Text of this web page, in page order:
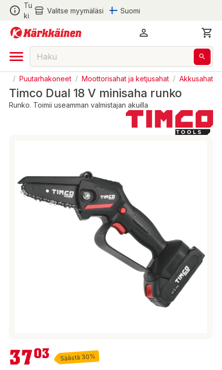
Tu
ki
Valitse myymäläsi Suomi
/ Puutarhakoneet / Moottorisahat ja ketjusahat / Akkusahat
Timco Dual 18 V minisaha runko
Runko. Toimii useamman valmistajan akuilla
3703 Säästä 30%